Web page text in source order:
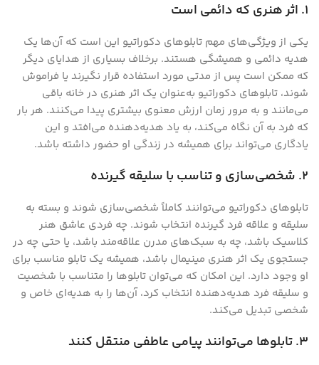
1. اثر هنری که دائمی است
یکی از ویژگی‌های مهم تابلوهای دکوراتیو این است که آن‌ها یک
هدیه دائمی و همیشگی هستند. برخلاف بسیاری از هدایای دیگر
که ممکن است پس از مدتی مورد استفاده قرار نگیرند یا فراموش
شوند، تابلوهای دکوراتیو به‌عنوان یک اثر هنری در خانه باقی
می‌مانند و به مرور زمان ارزش معنوی بیشتری پیدا می‌کنند. هر بار
که فرد به آن نگاه می‌کند، به یاد هدیه‌دهنده می‌افتد و این
یادگاری می‌تواند برای همیشه در زندگی او حضور داشته باشد.
2. شخصی‌سازی و تناسب با سلیقه گیرنده
تابلوهای دکوراتیو می‌توانند کاملاً شخصی‌سازی شوند و بسته به
سلیقه و علاقه فرد گیرنده انتخاب شوند. چه فردی عاشق هنر
کلاسیک باشد، چه به سبک‌های مدرن علاقه‌مند باشد، یا حتی چه در
جستجوی یک اثر هنری مینیمال باشد، همیشه یک تابلو مناسب برای
او وجود دارد. این امکان که می‌توان تابلوها را متناسب با شخصیت
و سلیقه فرد هدیه‌دهنده انتخاب کرد، آن‌ها را به هدیه‌ای خاص و
شخصی تبدیل می‌کند.
3. تابلوها می‌توانند پیامی عاطفی منتقل کنند